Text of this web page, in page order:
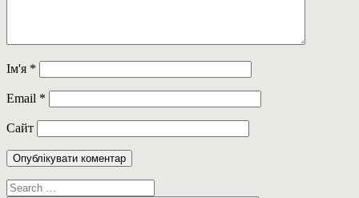
Ім'я *
Email *
Сайт
Пошук: